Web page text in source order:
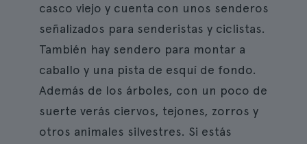
casco viejo y cuenta con unos senderos
señalizados para senderistas y ciclistas.
También hay sendero para montar a
caballo y una pista de esquí de fondo.
Además de los árboles, con un poco de
suerte verás ciervos, tejones, zorros y
otros animales silvestres. Si estás